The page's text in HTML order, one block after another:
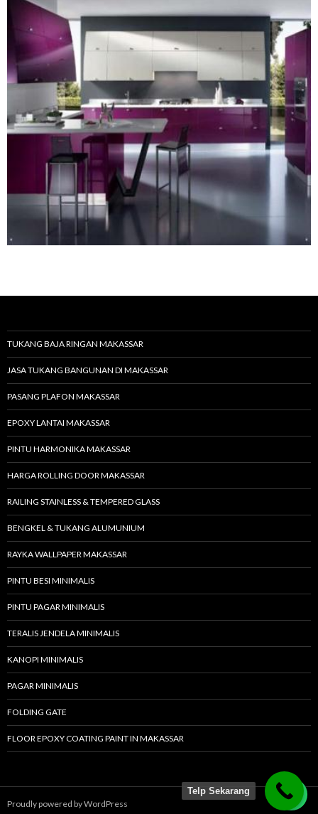
TUKANG BAJA RINGAN MAKASSAR
JASA TUKANG BANGUNAN DI MAKASSAR
PASANG PLAFON MAKASSAR
EPOXY LANTAI MAKASSAR
PINTU HARMONIKA MAKASSAR
HARGA ROLLING DOOR MAKASSAR
RAILING STAINLESS & TEMPERED GLASS
BENGKEL & TUKANG ALUMUNIUM
RAYKA WALLPAPER MAKASSAR
PINTU BESI MINIMALIS
PINTU PAGAR MINIMALIS
TERALIS JENDELA MINIMALIS
KANOPI MINIMALIS
PAGAR MINIMALIS
FOLDING GATE
FLOOR EPOXY COATING PAINT IN MAKASSAR
Proudly powered by WordPress
Telp Sekarang